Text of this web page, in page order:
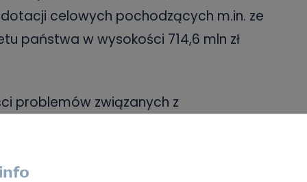
celowych pochodzących m.in. ze
państwa w wysokości 714,6 mln zł
problemów związanych z
radni uchwalili w budżecie
zależne od rozwoju sytuacji
elastyczne zarządzanie